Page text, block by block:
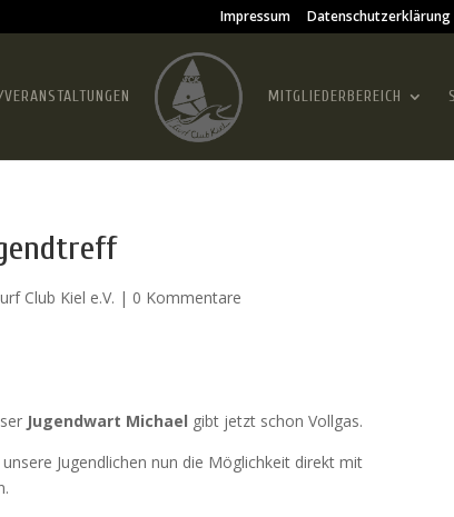
Impressum Datenschutzerklärung
MITGLIEDERBEREICH
Club Kiel e.V. | 0 Kommentare
Jugendwart Michael gibt jetzt schon Vollgas.
Jugendlichen nun die Möglichkeit direkt mit